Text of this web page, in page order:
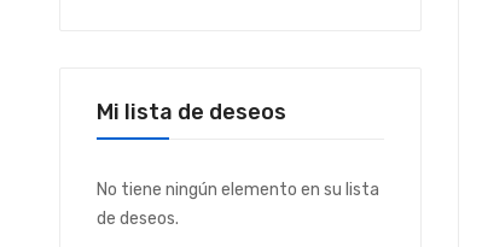
Mi lista de deseos
No tiene ningún elemento en su lista
de deseos.